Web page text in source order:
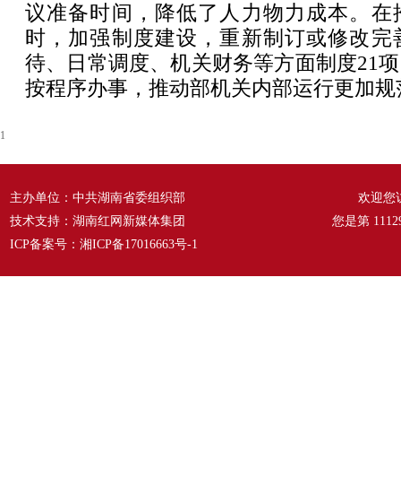
议准备时间，降低了人力物力成本。在
时，加强制度建设，重新制订或修改完
待、日常调度、机关财务等方面制度21
按程序办事，推动部机关内部运行更加
1
主办单位：中共湖南省委组织部
技术支持：湖南红网新媒体集团
ICP备案号： 湘ICP备17016663号-1
欢迎您
您是第